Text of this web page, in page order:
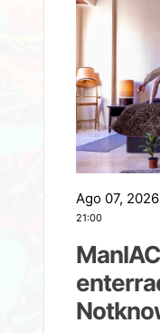
Ago 07, 2026
21:00